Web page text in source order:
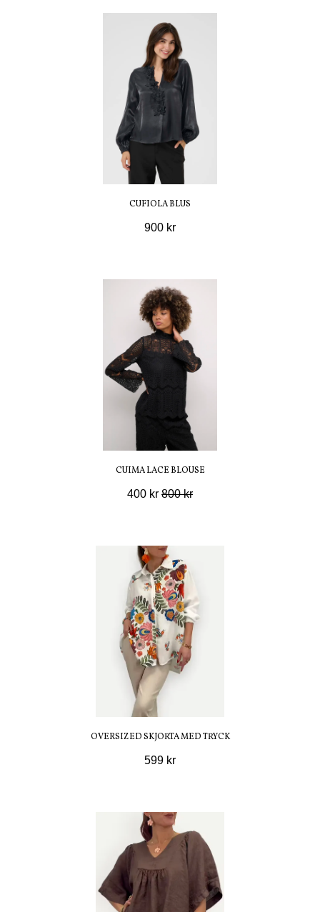
CUFIOLA BLUS
900 kr
CUIMA LACE BLOUSE
400 kr 800 kr
OVERSIZED SKJORTA MED TRYCK
599 kr